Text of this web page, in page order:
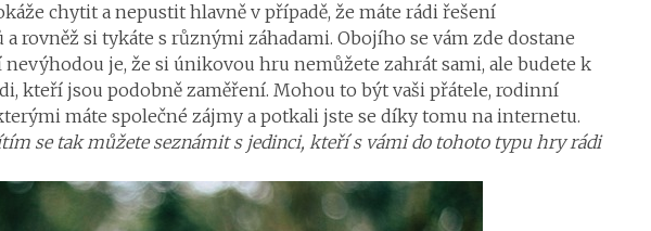
chytit a nepustit hlavně v případě, že máte rádi řešení
rovněž si tykáte s různými záhadami. Obojího se vám zde dostane
je, že si únikovou hru nemůžete zahrát sami, ale budete k
kteří jsou podobně zaměření. Mohou to být vaši přátele, rodinní
máte společné zájmy a potkali jste se díky tomu na internetu.
se tak můžete seznámit s jedinci, kteří s vámi do tohoto typu hry rádi